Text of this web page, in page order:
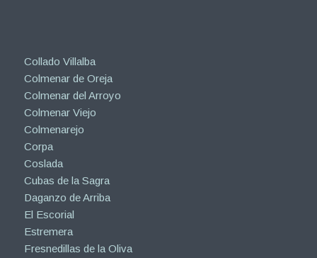
Collado Villalba
Colmenar de Oreja
Colmenar del Arroyo
Colmenar Viejo
Colmenarejo
Corpa
Coslada
Cubas de la Sagra
Daganzo de Arriba
El Escorial
Estremera
Fresnedillas de la Oliva